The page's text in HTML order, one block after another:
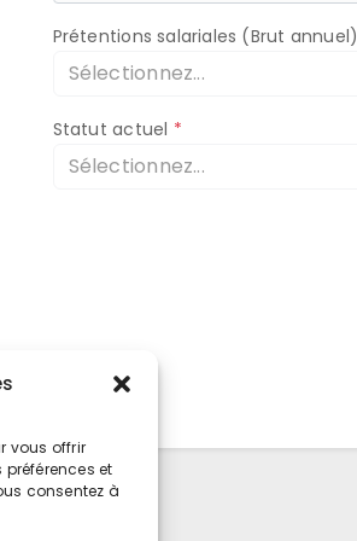
vous offrir
et
consentez à
Prétentions salariales (Brut annuel)
Sélectionnez...
Statut actuel
Sélectionnez...